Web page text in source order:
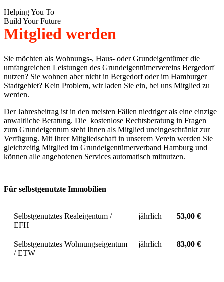
Helping You To
Build Your Future
Mitglied werden
Sie möchten als Wohnungs-, Haus- oder Grundeigentümer die
umfangreichen Leistungen des Grundeigentümervereins Bergedorf
nutzen? Sie wohnen aber nicht in Bergedorf oder im Hamburger
Stadtgebiet? Kein Problem, wir laden Sie ein, bei uns Mitglied zu
werden.
Der Jahresbeitrag ist in den meisten Fällen niedriger als eine einzige
anwaltliche Beratung. Die kostenlose Rechtsberatung in Fragen
zum Grundeigentum steht Ihnen als Mitglied uneingeschränkt zur
Verfügung. Mit Ihrer Mitgliedschaft in unserem Verein werden Sie
gleichzeitig Mitglied im Grundeigentümerverband Hamburg und
können alle angebotenen Services automatisch mitnutzen.
Für selbstgenutzte Immobilien
Selbstgenutztes Realeigentum /
EFH
jährlich 53,00 €
Selbstgenutztes Wohnungseigentum
/ ETW
jährlich 83,00 €